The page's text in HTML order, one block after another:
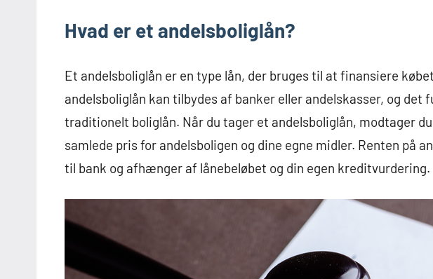
Hvad er et andelsboliglån?
Et andelsboliglån er en type lån, der bruges til at finansiere
andelsboliglån kan tilbydes af banker eller andelskasser, og det
traditionelt boliglån. Når du tager et andelsboliglån, modtager
samlede pris for andelsboligen og dine egne midler. Renten på
til bank og afhænger af lånebeløbet og din egen kreditvurdering.